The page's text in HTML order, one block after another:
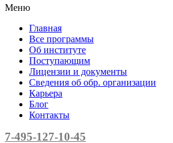
Меню
Главная
Все программы
Об институте
Поступающим
Лицензии и документы
Сведения об обр. организации
Карьера
Блог
Контакты
7-495-127-10-45